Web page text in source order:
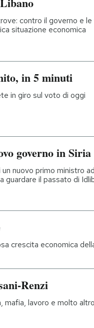
contro il governo e
situazione economica
in 5 minuti
in giro sul voto di oggi
governo in Siria
nuovo primo ministro
guardare il passato di
crescita economica
Renzi
lavoro e molto